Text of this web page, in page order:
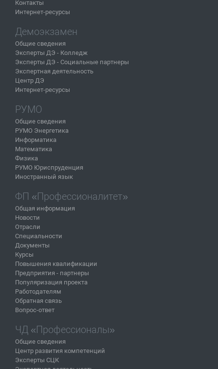
Контакты
Интернет-ресурсы
Демоэкзамен
Общие сведения
Эксперты ДЭ - Колледж
Эксперты ДЭ - Социальные партнеры
Экспертная деятельность
Центр ДЭ
Интернет-ресурсы
РУМО
Общие сведения
РУМО Энергетика
Информатика
Математика
Физика
РУМО Юриспруденция
Иностранный язык
ФП «Профессионалитет»
Общая информация
Новости
Отрасли
Специальности
Документы
Курсы
Повышения квалификации
Предприятия - партнеры
Популяризация проекта
Работодателям
Обратная связь
Вопрос-ответ
ЧД «Профессионалы»
Общие сведения
Центр развития компетенций
Эксперты СЦК